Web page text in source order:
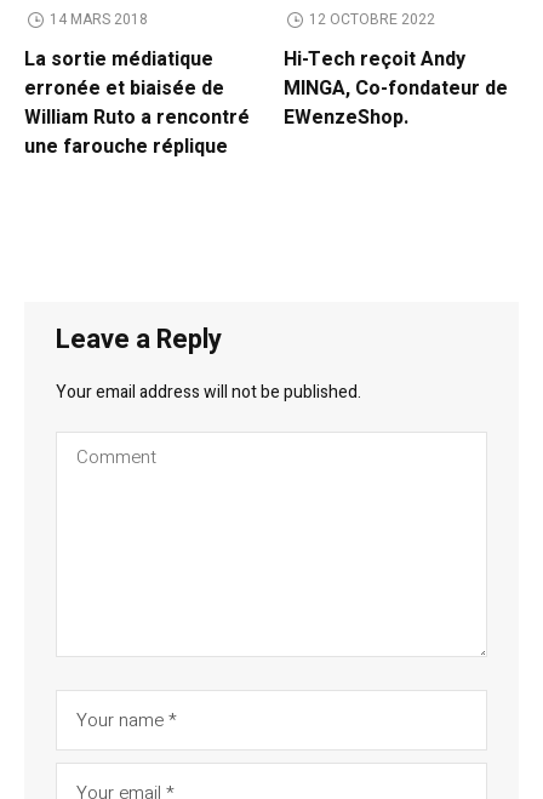
14 MARS 2018
La sortie médiatique
erronée et biaisée de
William Ruto a rencontré
une farouche réplique
12 OCTOBRE 2022
Hi-Tech reçoit Andy
MINGA, Co-fondateur de
EWenzeShop.
Leave a Reply
Your email address will not be published.